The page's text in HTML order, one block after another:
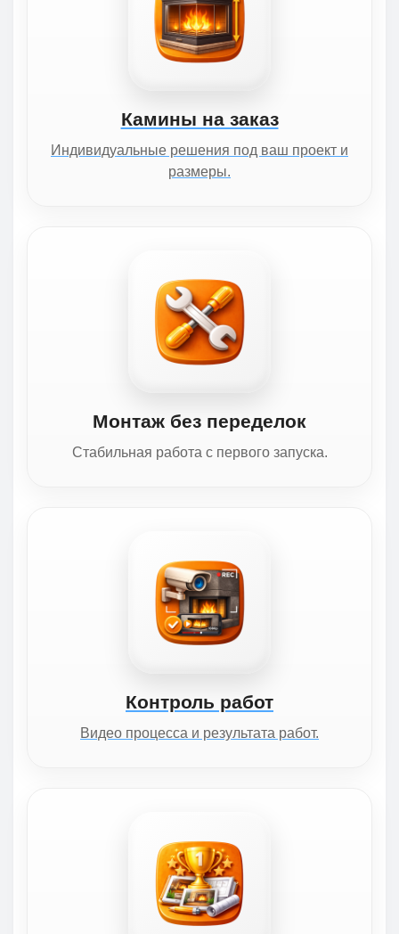
Камины на заказ
Индивидуальные решения под ваш проект и
размеры.
Монтаж без переделок
Стабильная работа с первого запуска.
Контроль работ
Видео процесса и результата работ.